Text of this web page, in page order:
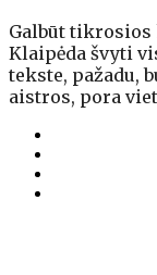
Galbūt tikrosios
Klaipėda švyti
tekste, pažadu,
aistros, pora